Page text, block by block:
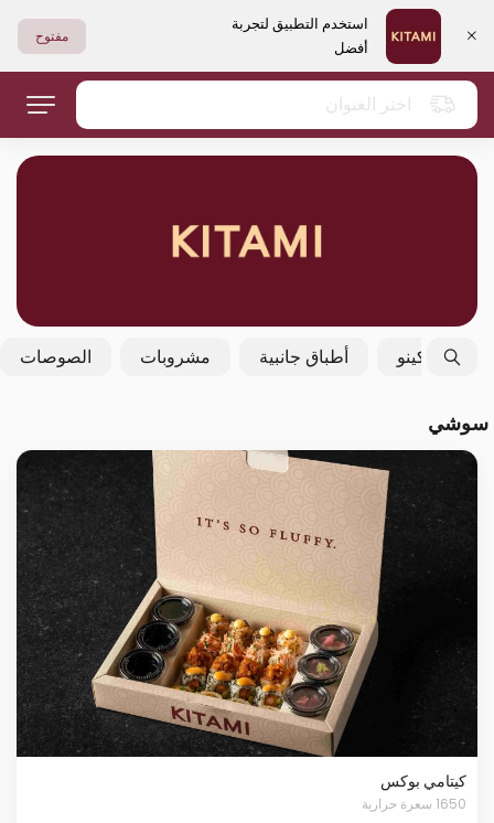
استخدم التطبيق لتجربة
أفضل
مفتوح
اختر العنوان
فولكينو أطباق جانبية مشروبات الصوصات
سوشي
كيتامي بوكس
1650 سعرة حرارية